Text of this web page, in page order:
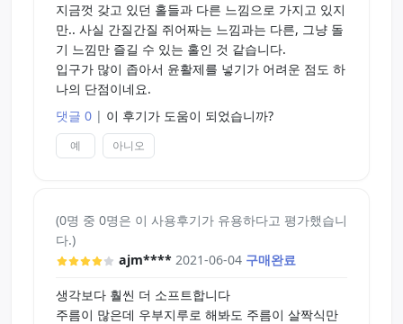
지금껏 갖고 있던 홀들과 다른 느낌으로 가지고 있지
만.. 사실 간질간질 쥐어짜는 느낌과는 다른, 그냥 돌
기 느낌만 즐길 수 있는 홀인 것 같습니다.
입구가 많이 좁아서 윤활제를 넣기가 어려운 점도 하
나의 단점이네요.
댓글 0 | 이 후기가 도움이 되었습니까?
예 아니오
(0명 중 0명은 이 사용후기가 유용하다고 평가했습니
다.)
ajm**** 2021-06-04 구매완료
생각보다 훨씬 더 소프트합니다
주름이 많은데 우부지루로 해봐도 주름이 살짝식만